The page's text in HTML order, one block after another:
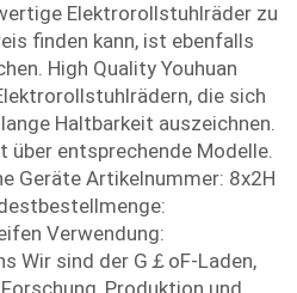
Elektrorollstuhlräder zu
finden kann, ist ebenfalls
High Quality Youhuan
die sich
Haltbarkeit auszeichnen.
über entsprechende Modelle.
Geräte Artikelnummer: 8x2H
Verwendung:
Wir sind der G￡oF-Laden,
Produktion und